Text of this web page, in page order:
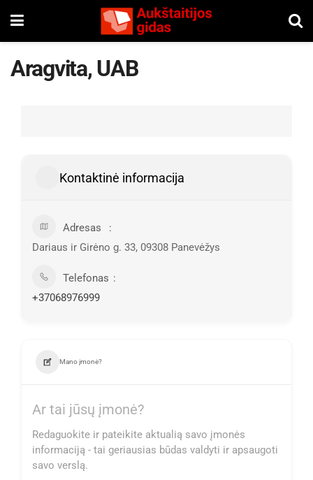
Aragvita, UAB
Kontaktinė informacija
Adresas
Dariaus ir Girėno g. 33, 09308 Panevėžys
Telefonas
+37068976999
Mano įmonė?
Ar tai jūsų įmonė?
Redaguokite ir pateikite aktualią savo įmonės
informaciją - tai geriausias būdas valdyti ir apsaugoti
savo verslą.